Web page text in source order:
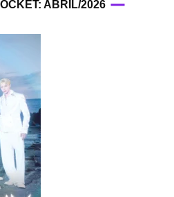
ABRIL/2026